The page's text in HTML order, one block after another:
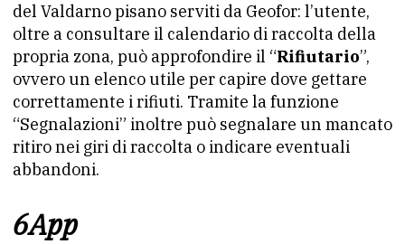
del Valdarno pisano serviti da Geofor: l’utente,
oltre a consultare il calendario di raccolta della
propria zona, può approfondire il “Rifiutario”,
ovvero un elenco utile per capire dove gettare
correttamente i rifiuti. Tramite la funzione
“Segnalazioni” inoltre può segnalare un mancato
ritiro nei giri di raccolta o indicare eventuali
abbandoni.
6App